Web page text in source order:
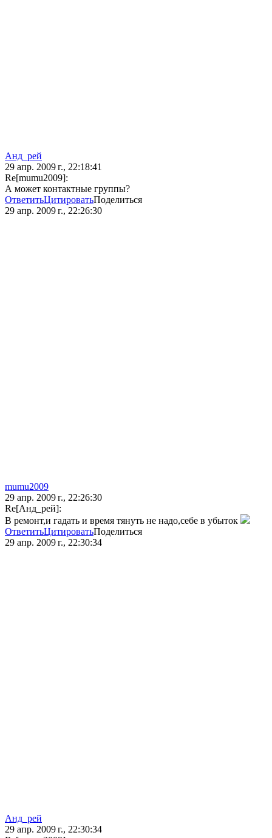
Анд_рей
29 апр. 2009 г., 22:18:41
Re[mumu2009]:
А может контактные группы?
ОтветитьЦитироватьПоделиться
29 апр. 2009 г., 22:26:30
mumu2009
29 апр. 2009 г., 22:26:30
Re[Анд_рей]:
В ремонт,и гадать и время тянуть не надо,себе в убыток
ОтветитьЦитироватьПоделиться
29 апр. 2009 г., 22:30:34
Анд_рей
29 апр. 2009 г., 22:30:34